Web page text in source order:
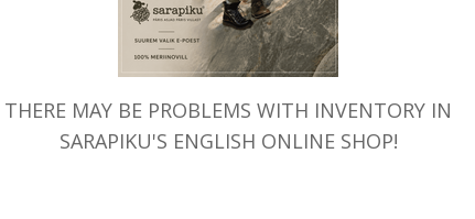
THERE MAY BE PROBLEMS WITH INVENTORY IN
SARAPIKU'S ENGLISH ONLINE SHOP!